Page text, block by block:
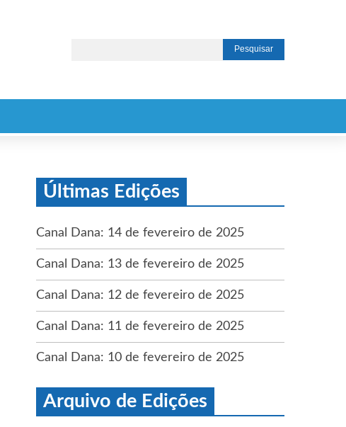
Últimas Edições
Canal Dana: 14 de fevereiro de 2025
Canal Dana: 13 de fevereiro de 2025
Canal Dana: 12 de fevereiro de 2025
Canal Dana: 11 de fevereiro de 2025
Canal Dana: 10 de fevereiro de 2025
Arquivo de Edições